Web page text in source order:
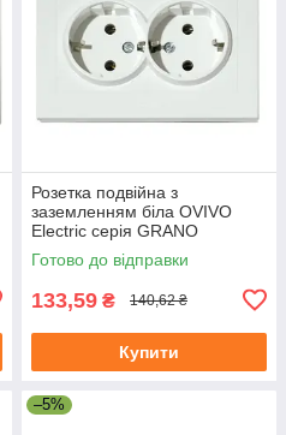
Розетка подвійна з
заземленням біла OVIVO
Electric серія GRANO
Готово до відправки
133,59 ₴ 140,62 ₴
Купити
–5%